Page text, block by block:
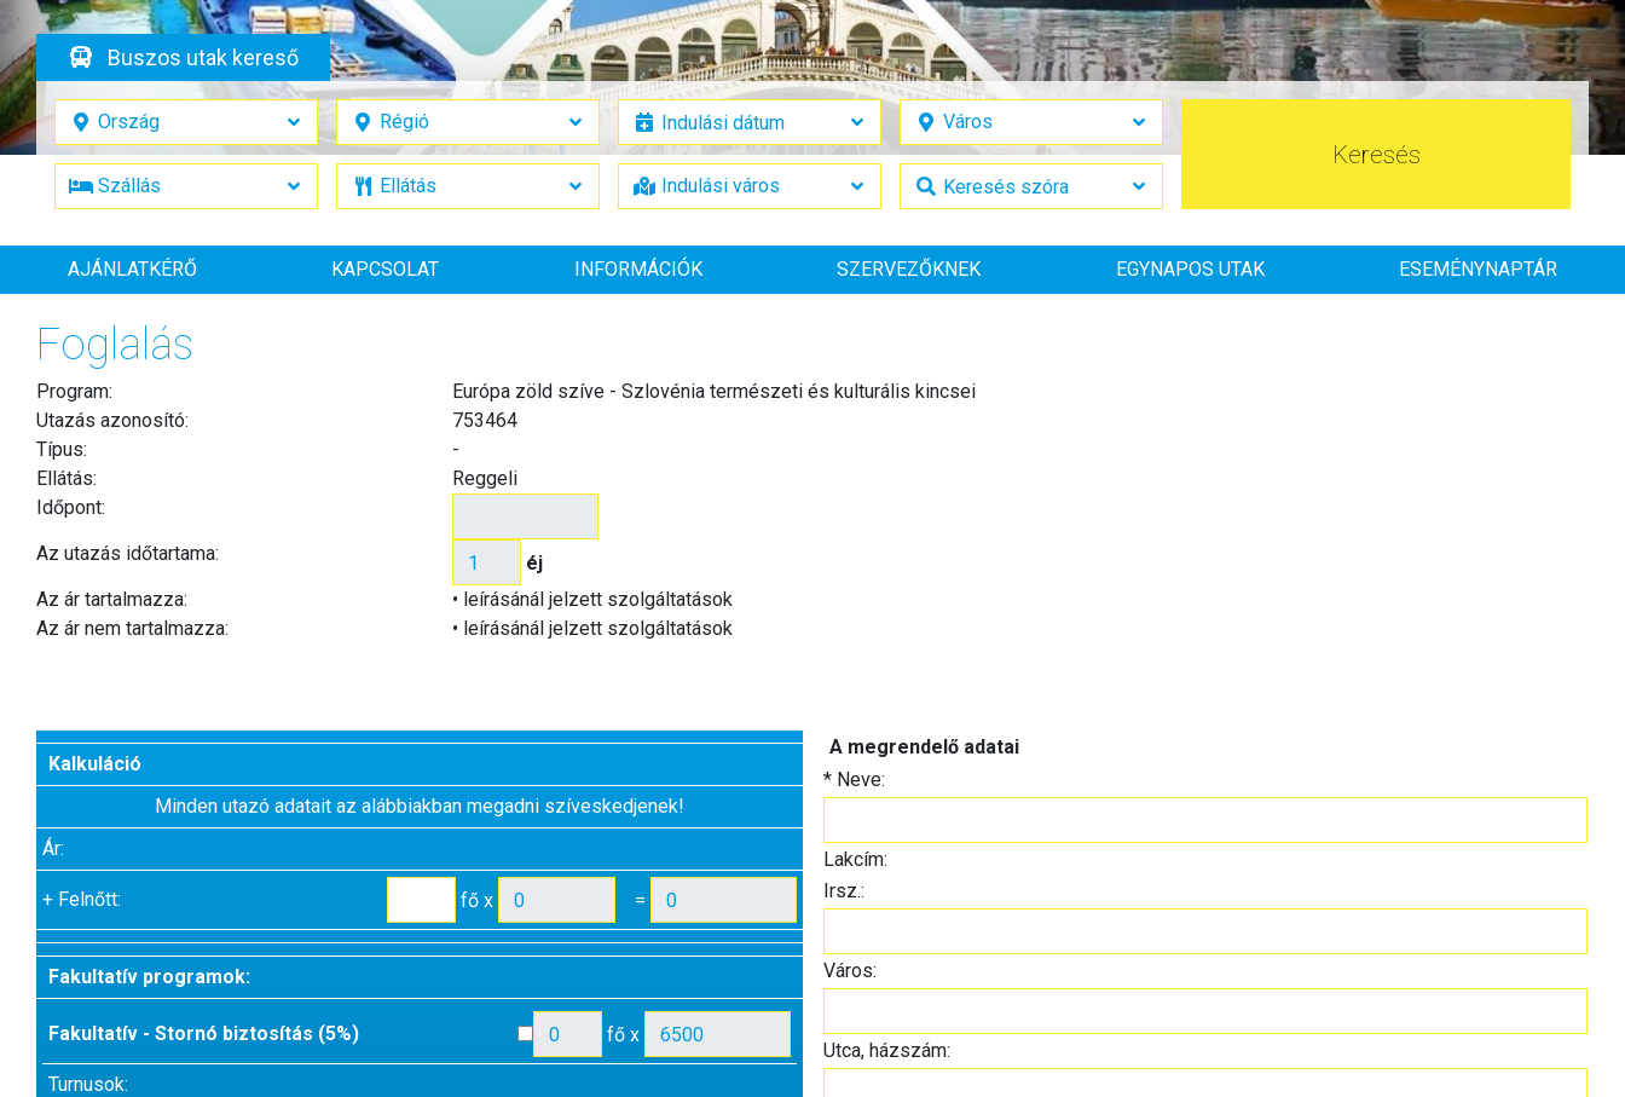
Buszos utak kereső
Keresés
AJÁNLATKÉRŐ KAPCSOLAT INFORMÁCIÓK SZERVEZŐKNEK EGYNAPOS UTAK ESEMÉNYNAPTÁR
Foglalás
Program:
Európa zöld szíve - Szlovénia természeti és kulturális kincsei
Utazás azonosító:
753464
Típus:
-
Ellátás:
Reggeli
Időpont:
Az utazás időtartama:
éj
Az ár tartalmazza:
• leírásánál jelzett szolgáltatások
Az ár nem tartalmazza:
• leírásánál jelzett szolgáltatások
Kalkuláció
Minden utazó adatait az alábbiakban megadni szíveskedjenek!
Ár:
+ Felnőtt: fő x =
Fakultatív programok:
Fakultatív - Stornó biztosítás (5%) fő x
Turnusok:
A megrendelő adatai
*Neve:
Lakcím:
Irsz.:
Város:
Utca, házszám: